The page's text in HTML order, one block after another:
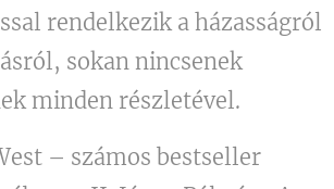
rendelkezik a házasságról
sokan nincsenek
minden részletével.
– számos bestseller